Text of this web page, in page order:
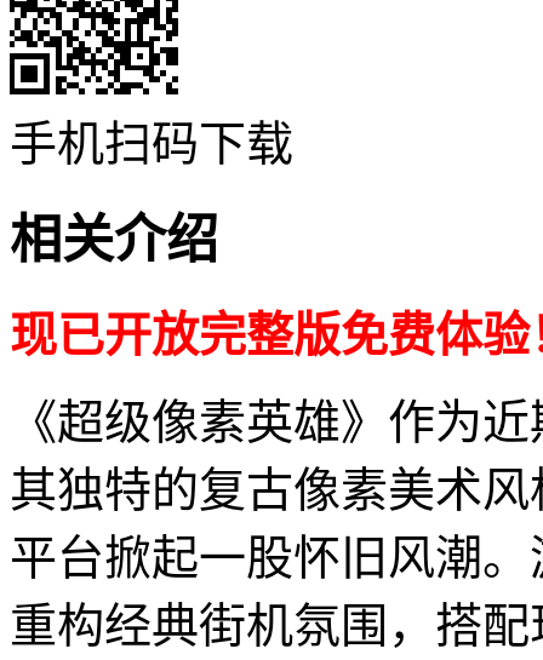
手机扫码下载
相关介绍
现已开放完整版免费体验
《超级像素英雄》作为
其独特的复古像素美术
平台掀起一股怀旧风潮
重构经典街机氛围，搭